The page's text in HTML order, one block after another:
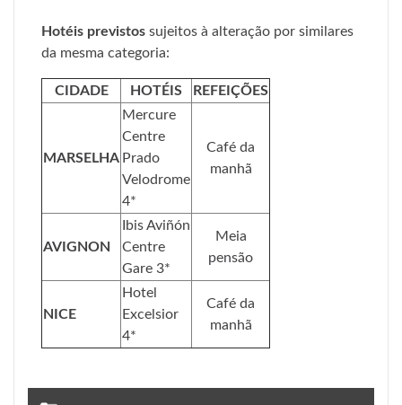
Hotéis previstos sujeitos à alteração por similares
da mesma categoria:
CIDADE HOTÉIS REFEIÇÕES
MARSELHA
Mercure
Centre
Prado
Velodrome
4*
Café da
manhã
AVIGNON
Ibis Aviñón
Centre
Gare 3*
Meia
pensão
NICE
Hotel
Excelsior
4*
Café da
manhã